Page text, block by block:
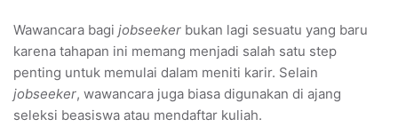
Wawancara bagi jobseeker bukan lagi sesuatu yang baru
karena tahapan ini memang menjadi salah satu step
penting untuk memulai dalam meniti karir. Selain
jobseeker, wawancara juga biasa digunakan di ajang
seleksi beasiswa atau mendaftar kuliah.